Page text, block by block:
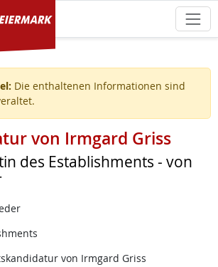
Die enthaltenen Informationen sind
von Irmgard Griss
des Establishments - von
von Irmgard Griss